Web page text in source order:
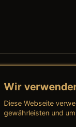
Rechtliches
→ Impressum
Wir
Diese Webseite
gewährleisten und